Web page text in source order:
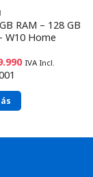
RAM – 128 GB
W10 Home
IVA Incl.